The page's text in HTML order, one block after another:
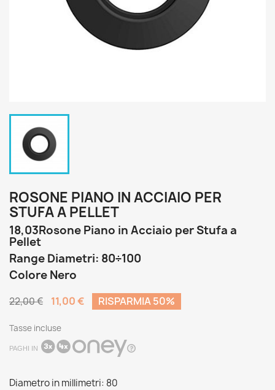
ROSONE PIANO IN ACCIAIO PER
STUFA A PELLET
18,03Rosone Piano in Acciaio per Stufa a
Pellet
Range Diametri: 80÷100
Colore Nero
22,00 € 11,00 € RISPARMIA 50%
Tasse incluse
PAGHI IN
Diametro in millimetri: 80